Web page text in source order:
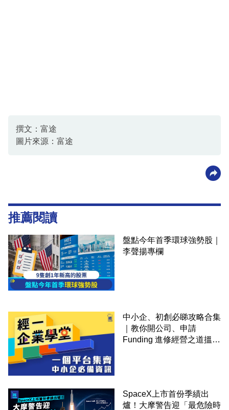
撰文：富途
圖片來源：富途
推薦閱讀
盤點今年首季環球強勢股｜
李聲揚專欄
中小企、初創必睇攻略合集
｜教你開公司、申請
Funding 進修經營之道搵大
SpaceX上市首份季績出
爐！大摩警告迎「最危險時